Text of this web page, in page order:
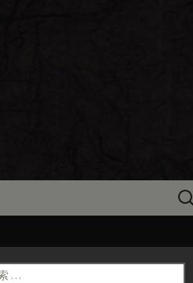
魯ビン
ろびん）」がお店か
検
: